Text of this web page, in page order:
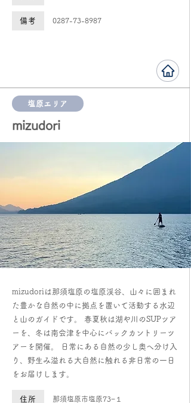
備考 0287-73-8987
塩原エリア
mizudori
mizudoriは那須塩原の塩原渓谷、山々に囲まれ
た豊かな自然の中に拠点を置いて活動する水辺
と山のガイドです。 春夏秋は湖や川のSUPツア
ーを、冬は南会津を中心にバックカントリーツ
アーを開催。 日常にある自然の少し奥へ分け入
り、野生み溢れる大自然に触れる非日常の一日
をお届けします。
住所 那須塩原市塩原73−１